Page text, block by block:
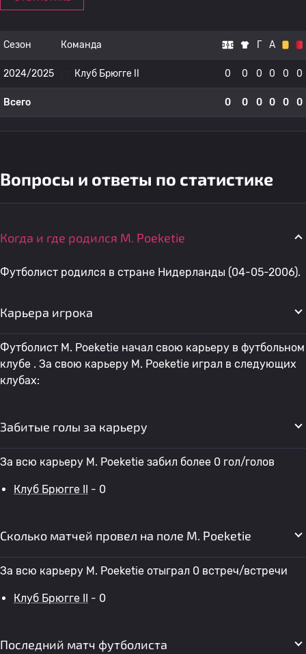
Сезон Команда Г А
2024/2025 Клуб Брюгге II 0 0 0 0 0 0
Всего 0 0 0 0 0 0
Вопросы и ответы по статистике
Когда и где родился M. Poeketie
Футболист родился в стране Нидерланды (04-05-2006).
Карьера игрока
Футболист M. Poeketie начал свою карьеру в футбольном
клубе . За свою карьеру M. Poeketie играл в следующих
клубах:
Забитые голы за карьеру
За всю карьеру M. Poeketie забил более 0 гол/голов
Клуб Брюгге II - 0
Сколько матчей провел на поле M. Poeketie
За всю карьеру M. Poeketie отыграл 0 встреч/встречи
Клуб Брюгге II - 0
Последний матч футболиста